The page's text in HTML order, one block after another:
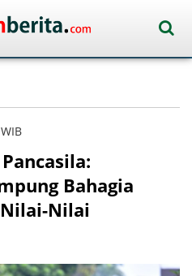
Bahagia
Nilai